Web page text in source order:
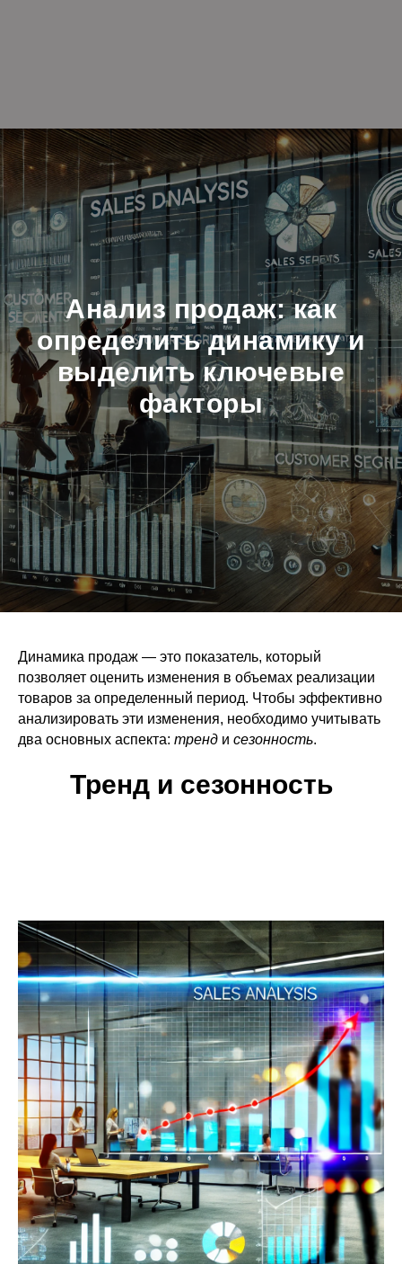
Анализ продаж: как
определить динамику и
выделить ключевые
факторы
Динамика продаж — это показатель, который
позволяет оценить изменения в объемах реализации
товаров за определенный период. Чтобы эффективно
анализировать эти изменения, необходимо учитывать
два основных аспекта: тренд и сезонность.
Тренд и сезонность